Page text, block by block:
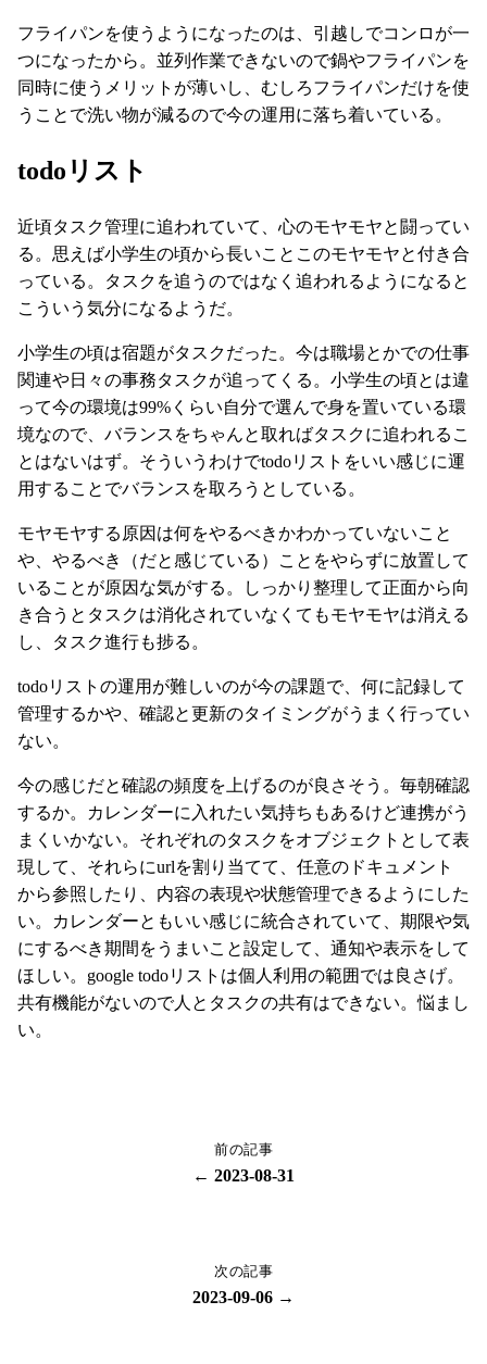
フライパンを使うようになったのは、引越しでコンロが一
つになったから。並列作業できないので鍋やフライパンを
同時に使うメリットが薄いし、むしろフライパンだけを使
うことで洗い物が減るので今の運用に落ち着いている。
todoリスト
近頃タスク管理に追われていて、心のモヤモヤと闘ってい
る。思えば小学生の頃から長いことこのモヤモヤと付き合
っている。タスクを追うのではなく追われるようになると
こういう気分になるようだ。
小学生の頃は宿題がタスクだった。今は職場とかでの仕事
関連や日々の事務タスクが追ってくる。小学生の頃とは違
って今の環境は99%くらい自分で選んで身を置いている環
境なので、バランスをちゃんと取ればタスクに追われるこ
とはないはず。そういうわけでtodoリストをいい感じに運
用することでバランスを取ろうとしている。
モヤモヤする原因は何をやるべきかわかっていないこと
や、やるべき（だと感じている）ことをやらずに放置して
いることが原因な気がする。しっかり整理して正面から向
き合うとタスクは消化されていなくてもモヤモヤは消える
し、タスク進行も捗る。
todoリストの運用が難しいのが今の課題で、何に記録して
管理するかや、確認と更新のタイミングがうまく行ってい
ない。
今の感じだと確認の頻度を上げるのが良さそう。毎朝確認
するか。カレンダーに入れたい気持ちもあるけど連携がう
まくいかない。それぞれのタスクをオブジェクトとして表
現して、それらにurlを割り当てて、任意のドキュメント
から参照したり、内容の表現や状態管理できるようにした
い。カレンダーともいい感じに統合されていて、期限や気
にするべき期間をうまいこと設定して、通知や表示をして
ほしい。google todoリストは個人利用の範囲では良さげ。
共有機能がないので人とタスクの共有はできない。悩まし
い。
前の記事
← 2023-08-31
次の記事
2023-09-06 →